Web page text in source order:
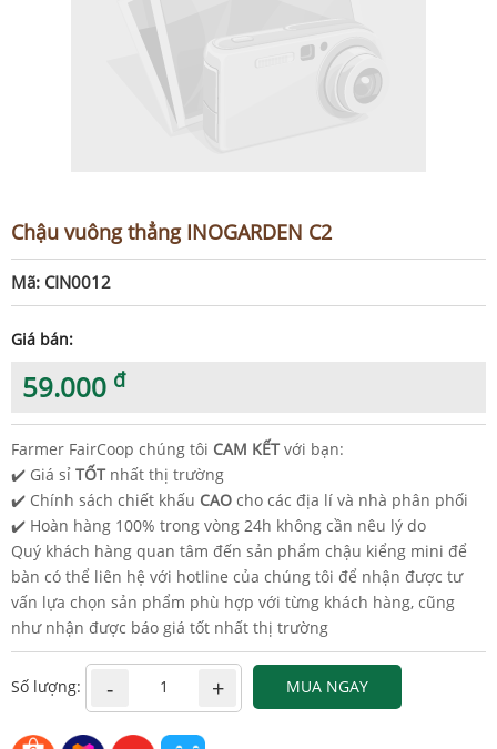
Chậu vuông thẳng INOGARDEN C2
Mã: CIN0012
Giá bán:
59.000 đ
Farmer FairCoop chúng tôi CAM KẾTvới bạn:
✔️ Giá sỉ TỐTnhất thị trường
✔️ Chính sách chiết khấu CAO cho các địa lí và nhà phân phối
✔️ Hoàn hàng 100% trong vòng 24h không cần nêu lý do
Quý khách hàng quan tâm đến sản phẩm chậu kiểng mini để
bàn có thể liên hệ với hotline của chúng tôi để nhận được tư
vấn lựa chọn sản phẩm phù hợp với từng khách hàng, cũng
như nhận được báo giá tốt nhất thị trường
Số lượng: MUA NGAY